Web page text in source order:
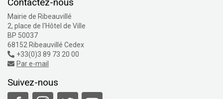
Contactez-nous
Mairie de Ribeauvillé
2, place de l'Hôtel de Ville
BP 50037
68152 Ribeauvillé Cedex
+33(0)3 89 73 20 00
Par e-mail
Suivez-nous